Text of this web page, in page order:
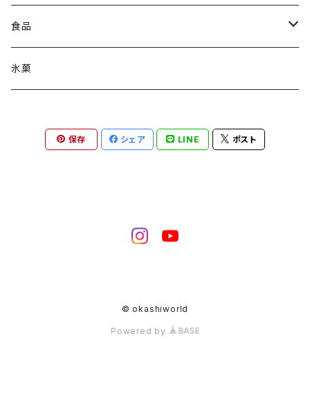
駄菓子
食品
ホームパーティー食材
氷菓
保存 シェア LINE ポスト
© okashiworld
Powered by